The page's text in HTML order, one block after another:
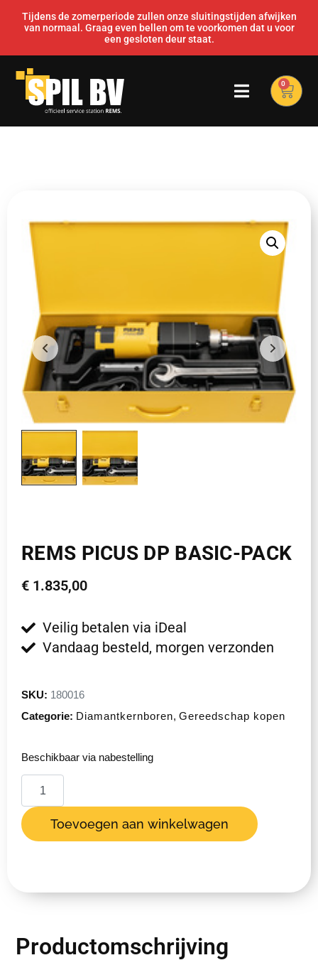
Tijdens de zomerperiode zullen onze sluitingstijden afwijken
van normaal. Graag even bellen om te voorkomen dat u voor
een gesloten deur staat.
0
REMS PICUS DP BASIC-PACK
€ 1.835,00
Veilig betalen via iDeal
Vandaag besteld, morgen verzonden
SKU: 180016
Categorie: Diamantkernboren, Gereedschap kopen
Beschikbaar via nabestelling
Toevoegen aan winkelwagen
Productomschrijving